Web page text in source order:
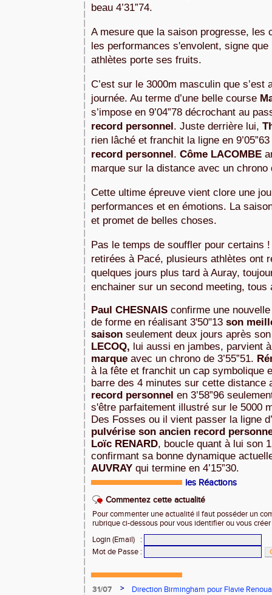
beau 4’31”74.
A mesure que la saison progresse, les
les performances s'envolent, signe
athlètes porte ses fruits.
C’est sur le 3000m masculin que s’est
journée. Au terme d’une belle course
s’impose en 9’04”78 décrochant au
record personnel. Juste derrière lui,
rien lâché et franchit la ligne en
record personnel. Côme LACOMBE
marque sur la distance avec un chrono
Cette ultime épreuve vient clore une
performances et en émotions. La
et promet de belles choses.
Pas le temps de souffler pour certains
retirées à Pacé, plusieurs athlètes ont
quelques jours plus tard à Auray,
enchainer sur un second meeting,
Paul CHESNAIS confirme une
de forme en réalisant 3'50"13 son
saison seulement deux jours après
LECOQ, lui aussi en jambes, parvient à
marque avec un chrono de 3’55”51.
à la fête et franchit un cap symbolique
barre des 4 minutes sur cette distance
record personnel en 3’58”96
s'être parfaitement illustré sur le 5000
Des Fosses ou il vient passer la ligne
pulvérise son ancien record
Loïc RENARD, boucle quant à lui son
confirmant sa bonne dynamique
AUVRAY qui termine en 4’15”30.
les Réactions
Commentez cette actualité
Pour commenter une actualité il faut posséder un
rubrique ci-dessous pour vous identifier ou vous
Login (Email)
:
Mot de Passe :
31/07 >
Direction Birmingham pour Flavie